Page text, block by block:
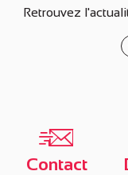
Retrouvez
Contact